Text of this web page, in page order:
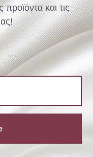
και τις